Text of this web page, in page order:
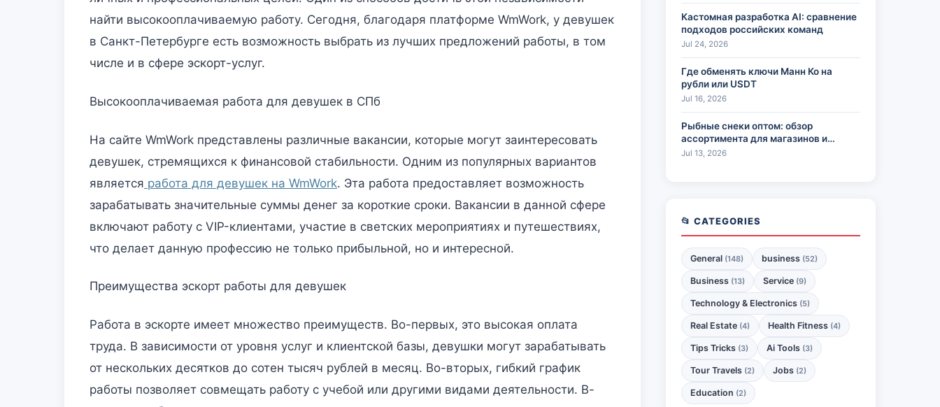
найти высокооплачиваемую работу. Сегодня, благодаря платформе WmWork, у девушек
в Санкт-Петербурге есть возможность выбрать из лучших предложений работы, в том
числе и в сфере эскорт-услуг.
Высокооплачиваемая работа для девушек в СПб
На сайте WmWork представлены различные вакансии, которые могут заинтересовать
девушек, стремящихся к финансовой стабильности. Одним из популярных вариантов
является работа для девушек на WmWork. Эта работа предоставляет возможность
зарабатывать значительные суммы денег за короткие сроки. Вакансии в данной сфере
включают работу с VIP-клиентами, участие в светских мероприятиях и путешествиях,
что делает данную профессию не только прибыльной, но и интересной.
Преимущества эскорт работы для девушек
Работа в эскорте имеет множество преимуществ. Во-первых, это высокая оплата
труда. В зависимости от уровня услуг и клиентской базы, девушки могут зарабатывать
от нескольких десятков до сотен тысяч рублей в месяц. Во-вторых, гибкий график
работы позволяет совмещать работу с учебой или другими видами деятельности. В-
Кастомная разработка AI: сравнение
подходов российских команд
Jul 24, 2026
Где обменять ключи Манн Ко на
рубли или USDT
Jul 16, 2026
Рыбные снеки оптом: обзор
ассортимента для магазинов и
HoReCa
Jul 13, 2026
📂 CATEGORIES
General (148) business (52)
Business (13) Service (9)
Technology & Electronics (5)
Real Estate (4) Health Fitness (4)
Tips Tricks (3) Ai Tools (3)
Tour Travels (2) Jobs (2)
Education (2)